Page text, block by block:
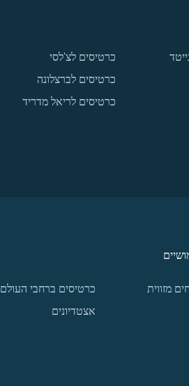
כרטיסים לצ'לסי
כרטיסים לברצלונה
כרטיסים לריאל מדריד
מזווית
כרטיסים ברחבי העולם
אצטדיונים